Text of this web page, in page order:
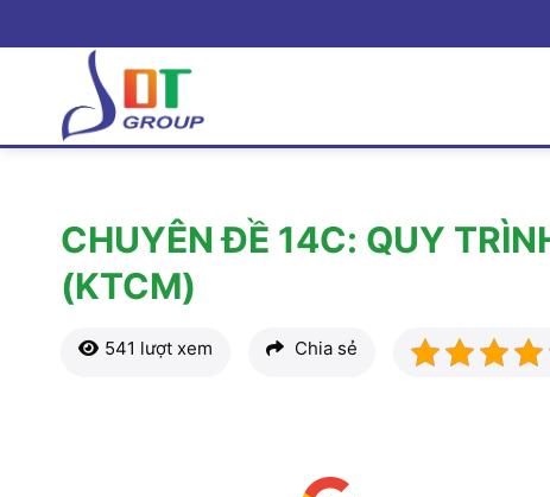
qua
CHUYÊN ĐỀ 14C: QUY
(KTCM)
541 lượt xem Chia sẻ